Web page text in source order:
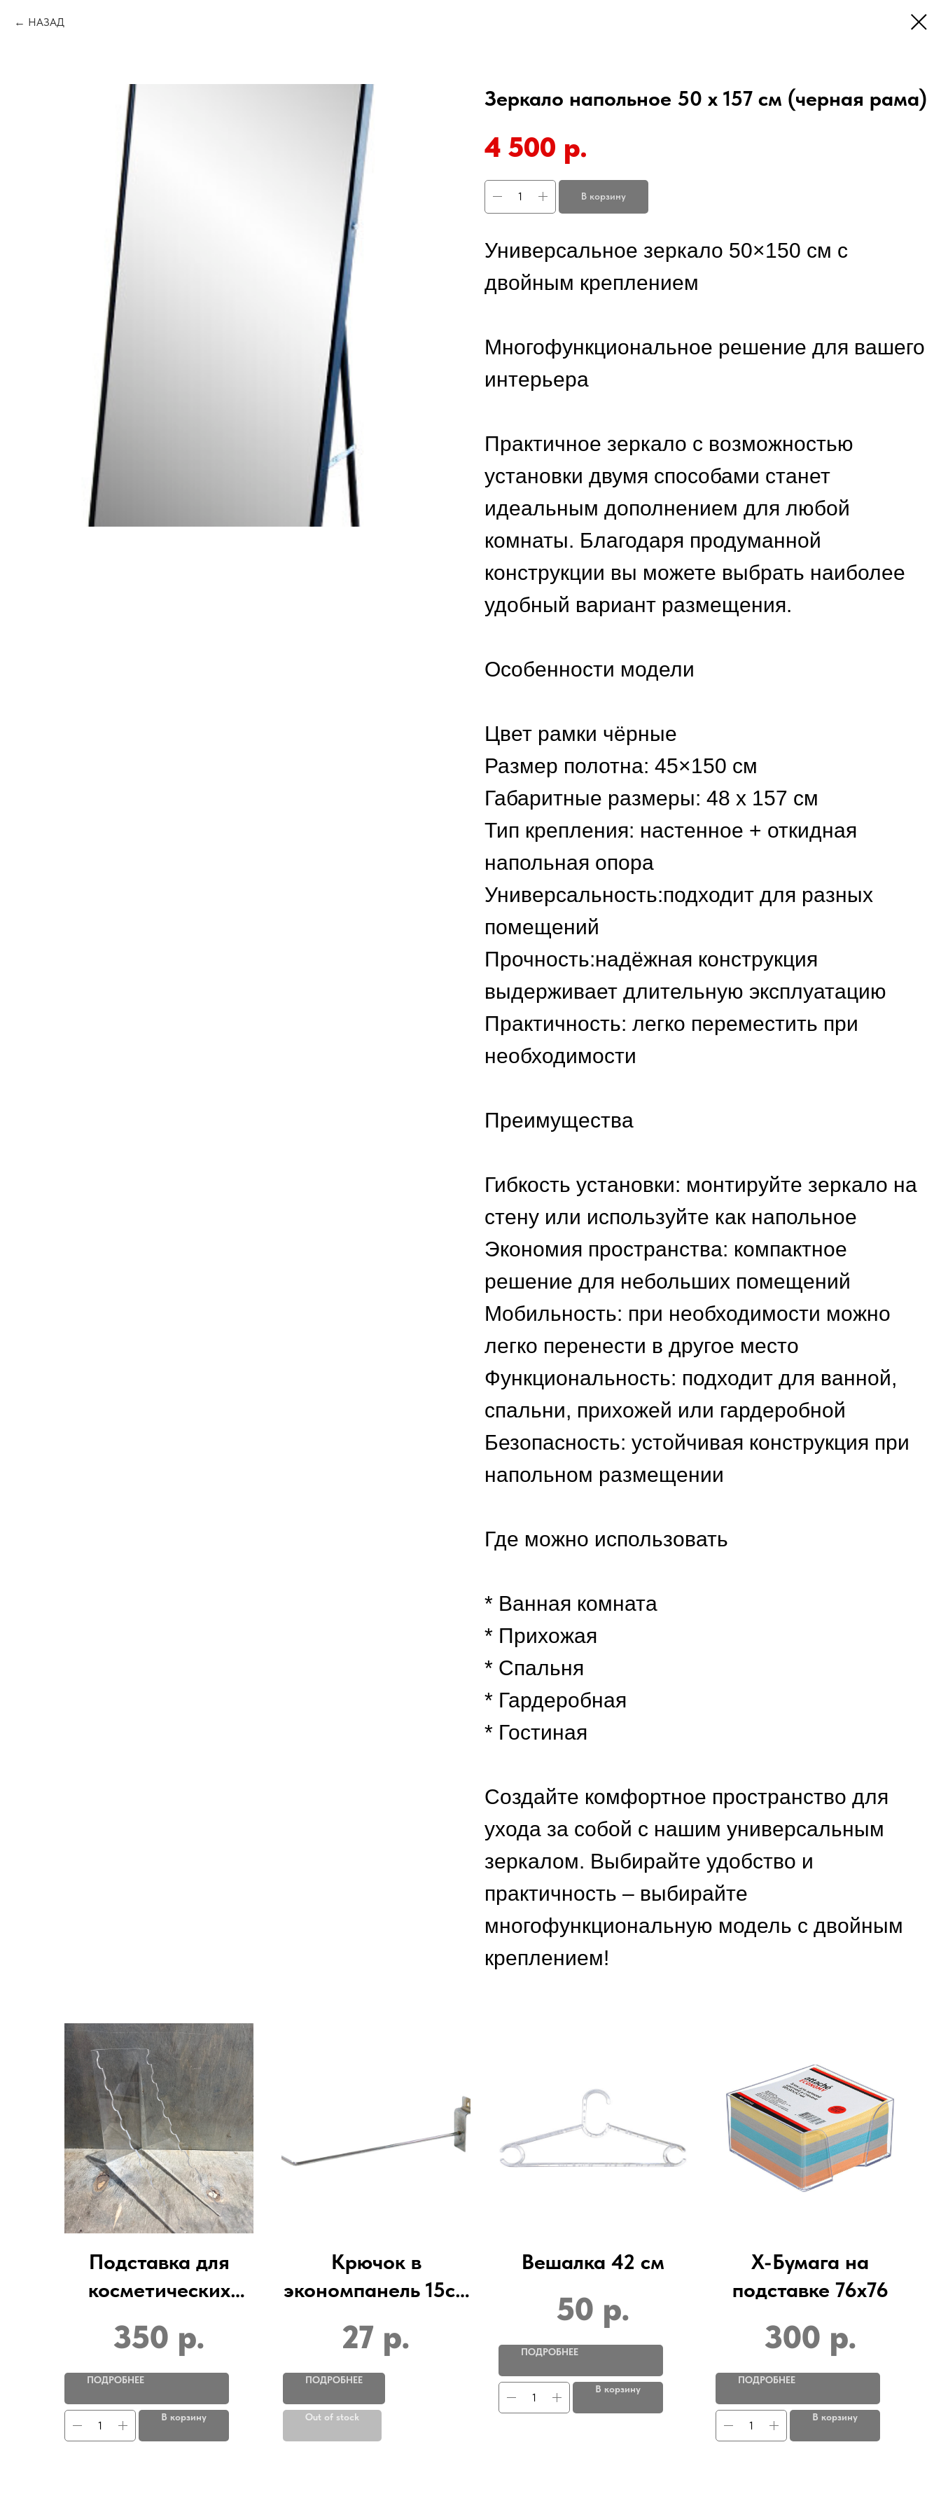
НАЗАД
Зеркало напольное 50 х 157 см (черная рама)
4 500 р.
В корзину
Универсальное зеркало 50×150 см с
двойным креплением
Многофункциональное решение для вашего
интерьера
Практичное зеркало с возможностью
установки двумя способами станет
идеальным дополнением для любой
комнаты. Благодаря продуманной
конструкции вы можете выбрать наиболее
удобный вариант размещения.
Особенности модели
Цвет рамки чёрные
Размер полотна: 45×150 см
Габаритные размеры: 48 х 157 см
Тип крепления: настенное + откидная
напольная опора
Универсальность:подходит для разных
помещений
Прочность:надёжная конструкция
выдерживает длительную эксплуатацию
Практичность: легко переместить при
необходимости
Преимущества
Гибкость установки: монтируйте зеркало на
стену или используйте как напольное
Экономия пространства: компактное
решение для небольших помещений
Мобильность: при необходимости можно
легко перенести в другое место
Функциональность: подходит для ванной,
спальни, прихожей или гардеробной
Безопасность: устойчивая конструкция при
напольном размещении
Где можно использовать
* Ванная комната
* Прихожая
* Спальня
* Гардеробная
* Гостиная
Создайте комфортное пространство для
ухода за собой с нашим универсальным
зеркалом. Выбирайте удобство и
практичность – выбирайте
многофункциональную модель с двойным
креплением!
Подставка для
косметических
200;L-85мм /
оргстекло 2мм
350 р.
ПОДРОБНЕЕ
В корзину
Крючок в
экономпанель 15см
27 р.
ПОДРОБНЕЕ
Out of stock
Вешалка 42 см
50 р.
ПОДРОБНЕЕ
В корзину
Х-Бумага на
подставке 76х76
300 р.
ПОДРОБНЕЕ
В корзину